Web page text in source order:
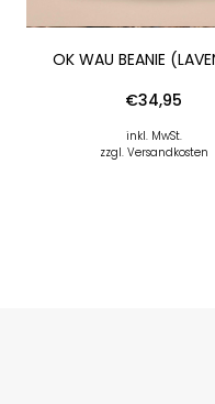
OK WAU BEANIE
€34,95
inkl. MwSt.
zzgl. Versandkosten